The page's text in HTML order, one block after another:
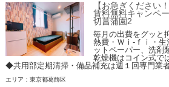
【お急ぎください
賃料無料キャンペ
切菖蒲園2
毎月の出費をグッと
熱費・Ｗｉ-ｆｉ・
ットペーパー、洗剤
乾燥機はコイン式で
◆共用部定期清掃・備品補充は週１回専門業者
エリア：東京都葛飾区